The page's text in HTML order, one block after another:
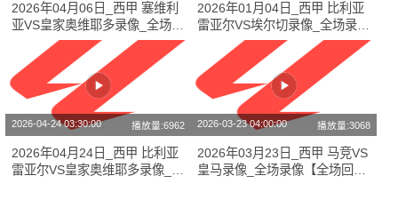
2026年04月06日_西甲 塞维利
亚VS皇家奥维耶多录像_全场录
像【视频集锦】
2026年01月04日_西甲 比利亚
雷亚尔VS埃尔切录像_全场录像
【视频集锦】
2026-04-24 03:30:00 播放量:6962
2026年04月24日_西甲 比利亚
雷亚尔VS皇家奥维耶多录像_高
2026-03-23 04:00:00 播放量:3068
2026年03月23日_西甲 马竞VS
皇马录像_全场录像【全场回